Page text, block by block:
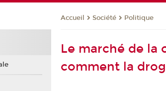
Accueil Société Politique
Le marché de la
comment la